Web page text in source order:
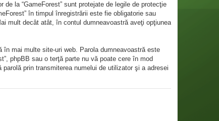
la “GameForest” sunt protejate de legile de protecţie
în timpul înregistrării este fie obligatorie sau
mult decât atât, în contul dumneavoastră aveţi opţiunea
mai multe site-uri web. Parola dumneavoastră este
phpBB sau o terţă parte nu vă poate cere în mod
prin transmiterea numelui de utilizator şi a adresei